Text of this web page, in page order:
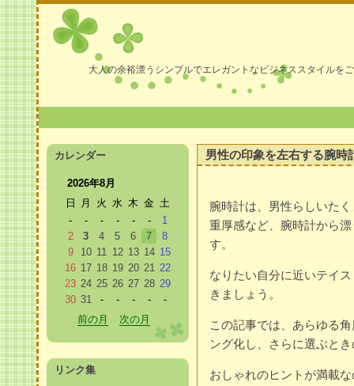
大人の余裕漂うシンプルでエレガントなビジネススタイルを
男性の印象を左右する腕時
腕時計は、男性らしいた
重厚感など、腕時計から
す。
なりたい自分に近いテイ
きましょう。
この記事では、あらゆる
ング化し、さらに選ぶと
おしゃれのヒントが満載
カレンダー
2026年8月
日
月 火 水 木 金 土
-
- - - - -
1
2
3 4 5 6 7
8
9
10 11 12 13 14 15
16 17 18 19 20 21 22
23 24 25 26 27 28 29
30 31 - - - -
-
前の月
次の月
リンク集